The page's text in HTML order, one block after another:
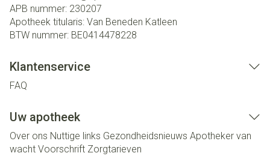
APB nummer: 230207
Apotheek titularis: Van Beneden Katleen
BTW nummer: BE0414478228
Klantenservice
FAQ
Uw apotheek
Over ons Nuttige links Gezondheidsnieuws Apotheker van
wacht Voorschrift Zorgtarieven